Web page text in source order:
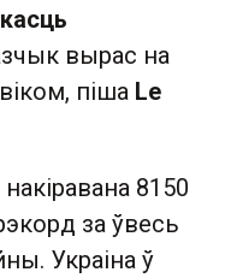
вырас на
піша Le
8150
за ўвесь
Украіна ў